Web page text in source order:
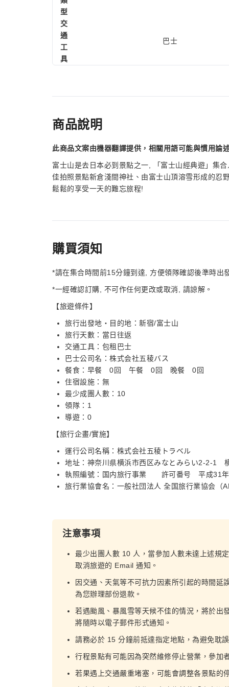
型
交
通
工
具
巴士
商品說明
此商品文案由機器翻譯提供，相關用語可能與慣用論
富士山是去日本必到景點之一, 「富士山經典遊」集
佳拍照景點新倉淺間神社、由富士山頂溶雪形成的忍
鬆鬆的享受一天的難忘旅程!
購買須知
*請在集合時間前15分鐘到達, 方便領隊確認後準時出
*一經確認訂購, 不可作任何更改或取消, 請諒解。
【旅遊條件】
旅行出發地・目的地：新宿/富士山
旅行天數：當日往返
交通工具：包租巴士
巴士公司名：株式会社五稜バス
餐食：早餐 0回 午餐 0回 晚餐 0回
住宿設施：無
最少成團人數：10
領隊：1
導遊：0
【旅行企畫/實施】
運行公司名稱：株式会社五稜トラベル
地址：神奈川県横浜市西区みなとみらい2-2-1
執照編號：国内旅行事業 許可番号 平成31
旅行業協會名：一般社団法人 全国旅行業協会（
注意事項
最少出團人數 10 人，當參加人數未達上述規
取消旅遊的 Email 通知。
因交通、天氣等不可抗力因素所引起的時間延
為您辦理部份退款。
若遇颱風、暴風雪等天候不佳的情況，將於
將隨時以電子郵件形式通知。
請務必於 15 分鐘前抵達指定地點，為避免耽
行程景點有可能因為突然維修停止營業，參加
若果遇上交通嚴重堵塞，可能會調整各景點的